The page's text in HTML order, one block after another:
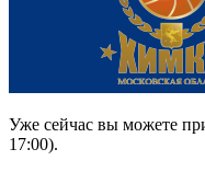
Уже сейчас вы можете
17:00).